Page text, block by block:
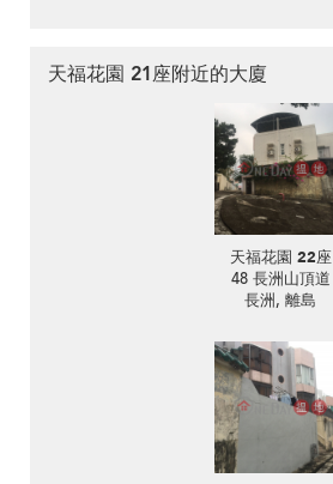
天福花園 21座附近的大廈
天福花園 22座
48 長洲山頂道
長洲, 離島